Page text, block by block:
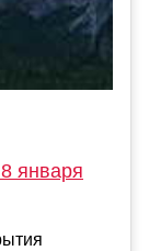
января